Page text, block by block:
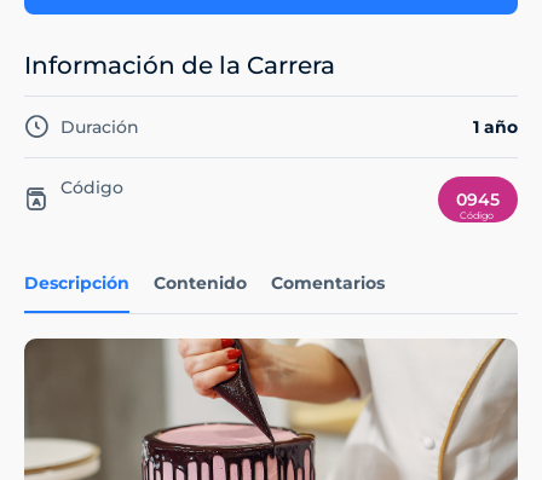
Descripción Contenido Comentarios
Información de la Carrera
Duración 1 año
Código
0945